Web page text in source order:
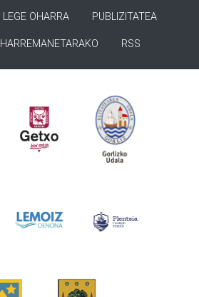
LEGE OHARRA PUBLIZITATEA
HARREMANETARAKO RSS